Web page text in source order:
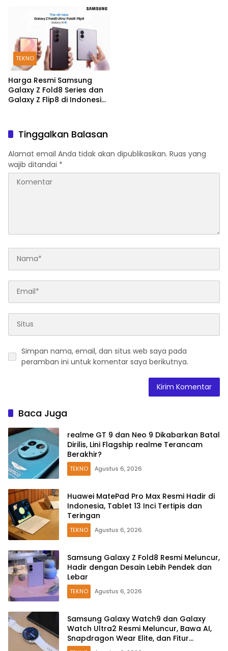
TEKNO
Harga Resmi Samsung
Galaxy Z Fold8 Series dan
Galaxy Z Flip8 di Indonesia,
Tinggalkan Balasan
Alamat email Anda tidak akan dipublikasikan. Ruas yang
wajib ditandai *
Simpan nama, email, dan situs web saya pada
peramban ini untuk komentar saya berikutnya.
Baca Juga
realme GT 9 dan Neo 9 Dikabarkan Batal
Dirilis, Lini Flagship realme Terancam
Berakhir?
TEKNO Agustus 6, 2026
Huawei MatePad Pro Max Resmi Hadir di
Indonesia, Tablet 13 Inci Tertipis dan
Teringan
TEKNO Agustus 6, 2026
Samsung Galaxy Z Fold8 Resmi Meluncur,
Hadir dengan Desain Lebih Pendek dan
Lebar
TEKNO Agustus 6, 2026
Samsung Galaxy Watch9 dan Galaxy
Watch Ultra2 Resmi Meluncur, Bawa AI,
Snapdragon Wear Elite, dan Fitur
Kesehatan Baru